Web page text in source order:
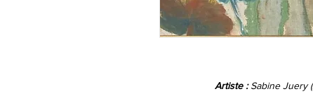
Artiste :Sabine Juery